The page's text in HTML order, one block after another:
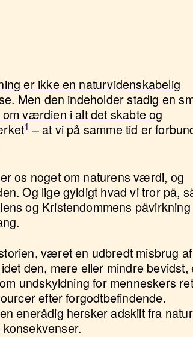
er ikke en naturvidenskabelig
Men den indeholder stadig en
værdien i alt det skabte og
– at vi på samme tid er
os noget om naturens værdi, og
Og lige gyldigt hvad vi tror på,
og Kristendommens
været en udbredt misbrug
den, mere eller mindre bevidst,
undskyldning for menneskers
efter forgodtbefindende.
enerådig hersker adskilt fra